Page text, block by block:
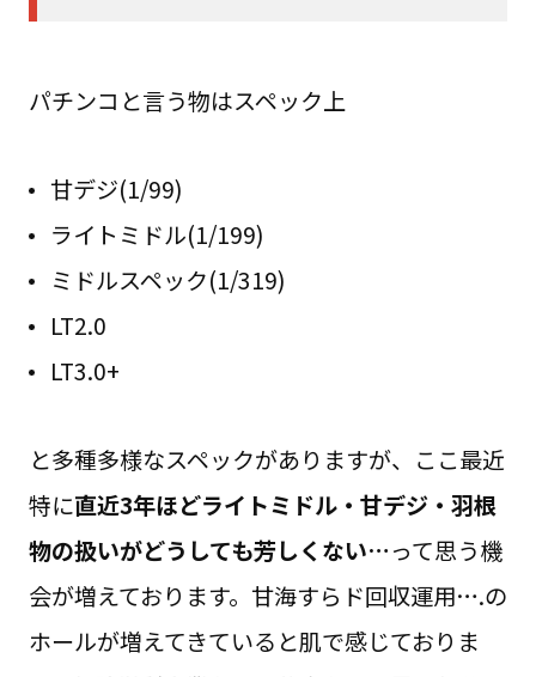
パチンコと言う物はスペック上
甘デジ(1/99)
ライトミドル(1/199)
ミドルスペック(1/319)
LT2.0
LT3.0+
と多種多様なスペックがありますが、ここ最近
特に直近3年ほどライトミドル・甘デジ・羽根
物の扱いがどうしても芳しくない…って思う機
会が増えております。甘海すらド回収運用….の
ホールが増えてきていると肌で感じておりま